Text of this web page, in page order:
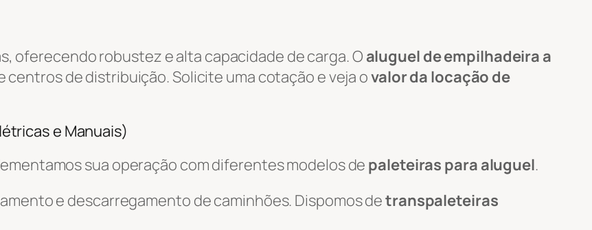
oferecendo robustez e alta capacidade de carga. O aluguel de empilhadeira a
centros de distribuição. Solicite uma cotação e veja ovalor da locação de
e Manuais)
sua operação com diferentes modelos de paleteiras para aluguel.
e descarregamento de caminhões. Dispomos detranspaleteiras